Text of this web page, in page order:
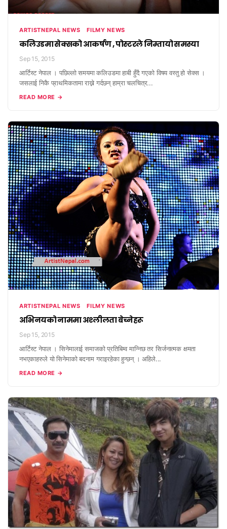
ARTISTNEPAL NEWS FILMY NEWS
कलिउडमा सेक्सको आकर्षण , पोस्टरले निम्तायो समस्या
Sep 15, 2015
आर्टिस्ट नेपाल । पछिल्लो समयमा कलिउडमा हाबी हुँदै गएको विषय वस्तु हो सेक्स ।
जसलाई निकै प्राथमिकतामा राख्ने गर्दछन् हाम्रा चलचित्र...
READ MORE →
ARTISTNEPAL NEWS FILMY NEWS
अभिनयको नाममा अश्लीलता बेच्नेहरू
Sep 15, 2015
आर्टिस्ट नेपाल । सिनेमालाई समाजको प्रतिबिम्व मान्निछ तर सिर्जनात्मक क्षमता
नभएकाहरुले यो सिनेमाको बदनाम गराइरहेका हुन्छन् । अहिले...
READ MORE →